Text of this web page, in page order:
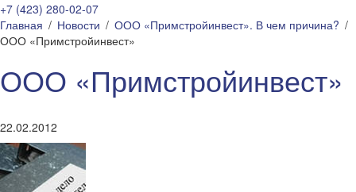
+7 (423) 280-02-07
Главная
Новости
ООО «Примстройинвест». В чем причина?
ООО «Примстройинвест»
ООО «Примстройинвест»
22.02.2012